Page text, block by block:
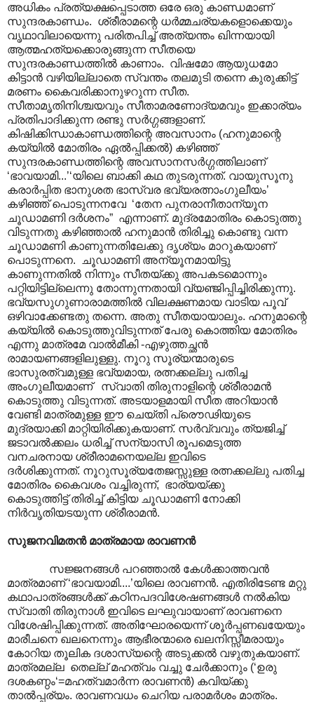
അധികം പ്രത്യക്ഷപ്പെടാത്ത ഒരേ ഒരു കാണ്ഡമാണ്
സുന്ദരകാണ്ഡം. ശ്രീരാമന്റെ ധർമ്മചര്യകളൊക്കെയും
വൃഥാവിലായെന്നു പരിതപിച്ച് അത്യന്തം ഖിന്നയായി
ആത്മഹത്യക്കൊരുങ്ങുന്ന സീതയെ
സുന്ദരകാണ്ഡത്തിൽ കാണാം. വിഷമോ ആയുധമോ
കിട്ടാൻ വഴിയില്ലാതെ സ്വന്തം തലമുടി തന്നെ കുരുക്കിട്ട്
മരണം കൈവരിക്കാനുഴറുന്ന സീത.
സീതാമൃതിനിശ്ചയവും സീതാമരണോദ്യമവും ഇക്കാര്യം
പ്രതിപാദിക്കുന്ന രണ്ടു സർഗ്ഗങ്ങളാണ്.
കിഷിക്കിന്ധാകാണ്ഡത്തിന്റെ അവസാനം (ഹനുമാന്റെ
കയ്യിൽ മോതിരം ഏൽ‌പ്പിക്കൽ) കഴിഞ്ഞ്
സുന്ദരകാണ്ഡത്തിന്റെ അവസാനസർഗ്ഗത്തിലാണ്
‘ഭാവയാമി...’‘യിലെ ബാക്കി കഥ തുടരുന്നത്. വായുസൂനു
കരാർപ്പിത ഭാനുശത ഭാസ്വര ഭവ്യരത്നാംഗുലീയം’
കഴിഞ്ഞ് പൊടുന്നനവേ ‘തേന പുനരാനീതാന്യൂന
ചൂഡാമണി ദർശനം” എന്നാണ്. മുദ്രമോതിരം കൊടുത്തു
വിടുന്നതു കഴിഞ്ഞാൽ ഹനുമാൻ തിരിച്ചു കൊണ്ടു വന്ന
ചൂഡാമണി കാണുന്നതിലേക്കു ദൃശ്യം മാറുകയാണ്
പൊടുന്നനെ. ചൂഡാമണി അന്യൂനമായിട്ടു
കാണുന്നതിൽ നിന്നും സീതയ്ക്കു അപകടമൊന്നും
പറ്റിയിട്ടില്ലെന്നു തോന്നുന്നതായി വ്യഞ്ജിപ്പിച്ചിരിക്കുന്നു.
ഭവ്യസുഗുണാരാമത്തിൽ വിലക്ഷണമായ വാടിയ പൂവ്
ഒഴിവാക്കേണ്ടതു തന്നെ. അതു സീതയായാലും. ഹനുമാന്റെ
കയ്യിൽ കൊടുത്തുവിടുന്നത് പേരു കൊത്തിയ മോതിരം
എന്നു മാത്രമേ വാൽമീകി -എഴുത്തച്ഛൻ
രാമായണങ്ങളിലുള്ളു. നൂറു സൂര്യന്മാരുടെ
ഭാസുരത്വമുള്ള ഭവ്യമായ, രത്നക്കല്ലു പതിച്ച
അംഗുലീയമാണ് സ്വാതി തിരുനാളിന്റെ ശ്രീരാമൻ
കൊടുത്തു വിടുന്നത്. അടയാളമായി സീത അറിയാൻ
വേണ്ടി മാത്രമുള്ള ഈ ചെയ്തി പ്രൌഢിയുടെ
മുദ്രയാക്കി മാറ്റിയിരിക്കുകയാണ്. സർവ്വവും ത്യജിച്ച്
ജടാവൽക്കലം ധരിച്ച് സന്യാസി രൂപമെടുത്ത
വനചരനായ ശ്രീരാമനെയല്ല ഇവിടെ
ദർശിക്കുന്നത്. നൂറുസൂര്യതേജസ്സുള്ള രത്നക്കല്ലു പതിച്ച
മോതിരം കൈവശം വച്ചിരുന്ന്, ഭാര്യയ്ക്കു
കൊടുത്തിട്ട് തിരിച്ച് കിട്ടിയ ചൂഡാമണി നോക്കി
നിർവൃതിയടയുന്ന ശ്രീരാമൻ.
സുജനവിമതൻ മാത്രമായ രാവണൻ
സജ്ജനങ്ങൾ പറഞ്ഞാൽ കേൾക്കാത്തവൻ
മാത്രമാണ് ‘ഭാവയാമി....’യിലെ രാവണൻ. എതിരിടേണ്ട മറ്റു
കഥാപാത്രങ്ങൾക്ക് കഠിനപദവിശേഷണങ്ങൾ നൽകിയ
സ്വാതി തിരുനാൾ ഇവിടെ ലഘുവായാ‍ണ് രാവണനെ
വിശേഷിപ്പിക്കുന്നത്. അതിഘോരയെന്ന്‌ ശൂർപ്പണഖയേയും
മാരീചനെ ഖലനെന്നും ആഭീരന്മാരെ ഖലനിസ്സീമരായും
കോറിയ തൂലിക ദശാസ്യന്റെ അടുക്കൽ വഴുതുകയാണ്.
മാത്രമല്ല തെല്ല് മഹത്വം വച്ചു ചേർക്കാനും (‘ഉരു
ദശകണ്ഠം‘=മഹത്വമാർന്ന രാവണൻ) കവിയ്ക്കു
താൽ‌പ്പര്യം. രാവണവധം ചെറിയ പരാമർശം മാത്രം.